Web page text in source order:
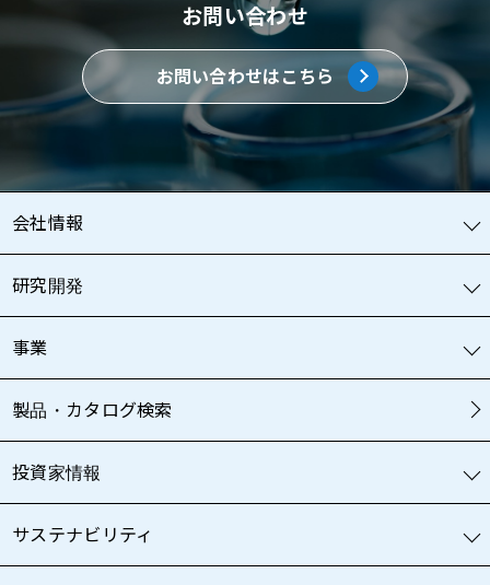
お問い合わせ
お問い合わせはこちら
会社情報
研究開発
事業
製品・カタログ検索
投資家情報
サステナビリティ